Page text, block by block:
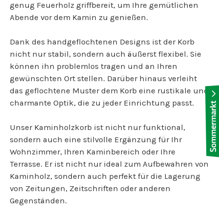
genug Feuerholz griffbereit, um Ihre gemütlichen
Abende vor dem Kamin zu genießen.
Dank des handgeflochtenen Designs ist der Korb
nicht nur stabil, sondern auch äußerst flexibel. Sie
können ihn problemlos tragen und an Ihren
gewünschten Ort stellen. Darüber hinaus verleiht
das geflochtene Muster dem Korb eine rustikale und
charmante Optik, die zu jeder Einrichtung passt.
Unser Kaminholzkorb ist nicht nur funktional,
sondern auch eine stilvolle Ergänzung für Ihr
Wohnzimmer, Ihren Kaminbereich oder Ihre
Terrasse. Er ist nicht nur ideal zum Aufbewahren von
Kaminholz, sondern auch perfekt für die Lagerung
von Zeitungen, Zeitschriften oder anderen
Gegenständen.